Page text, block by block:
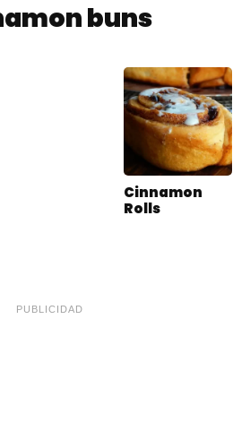
buns
Cinnamon
Rolls
PUBLICIDAD